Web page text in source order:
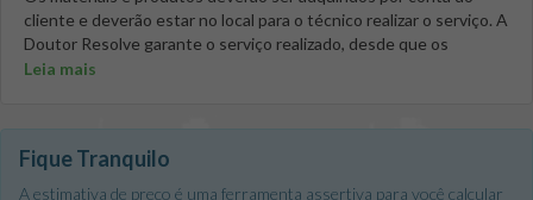
cliente e deverão estar no local para o técnico realizar o serviço. A
Doutor Resolve garante o serviço realizado, desde que os
materiais fornecidos pelo cliente sejam de 1ª qualidade. Caso seja
materiais necessários para que o serviço possa ser realizado com
perfeição. Em caso de apartamentos ou casas em condomínios, é
Leia mais
Fique Tranquilo
A estimativa de preço é uma ferramenta assertiva para você calcular